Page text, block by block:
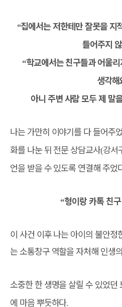
“집에서는 저한테만 잘못을 지
들어주지
“학교에서는 친구들과 어울
생각해
아니 주변 사람 모두 제 말
나는 가만히 이야기를 다 들어주
화를 나눈 뒤 전문 상담교사(강서
언을 받을 수 있도록 연결해 주었
“형이랑 카톡 친
이 사건 이후 나는 아이의 불안정
는 소통창구 역할을 자처해 인생의
소중한 한 생명을 살릴 수 있었던
에 마음 뿌듯하다.